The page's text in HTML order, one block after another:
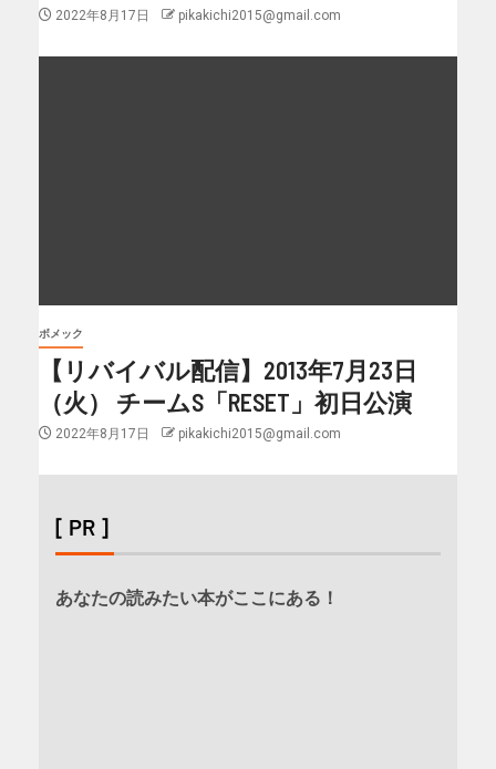
2022年8月17日 pikakichi2015@gmail.com
ボメック
【リバイバル配信】2013年7月23日
（火） チームS「RESET」初日公演
2022年8月17日 pikakichi2015@gmail.com
[ PR ]
あなたの読みたい本がここにある！